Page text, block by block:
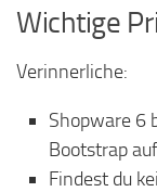
Wichtige
Verinnerliche:
Shopware 6
Bootstrap
Findest du